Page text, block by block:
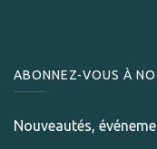
ABONNEZ-VOUS À
Nouveautés,